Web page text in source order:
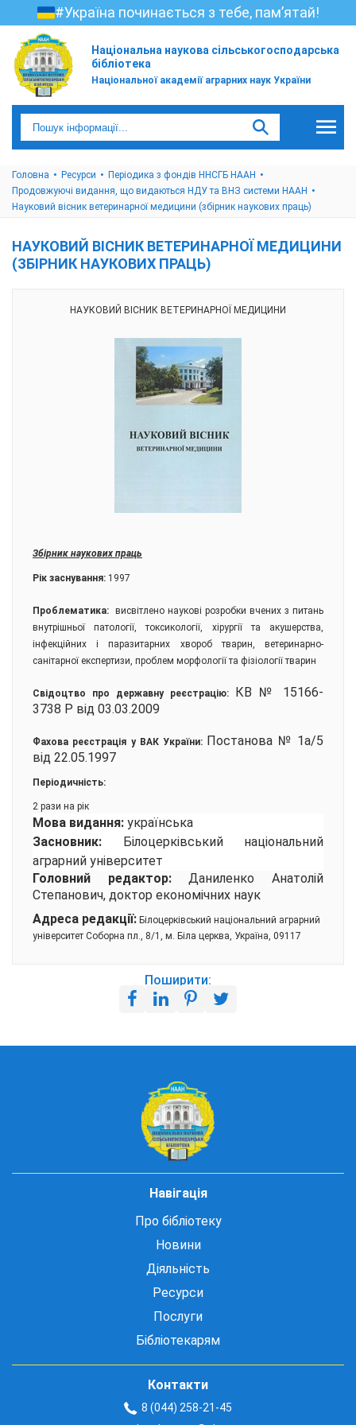
#Україна починається з тебе, пам’ятай!
Національна наукова сільськогосподарська
бібліотека
Національної академії аграрних наук України
Головна Ресурси
Періодика з фондів ННСГБ НААН
Продовжуючі видання, що видаються НДУ та ВНЗ системи НААН
Науковий вісник ветеринарної медицини (збірник наукових праць)
НАУКОВИЙ ВІСНИК ВЕТЕРИНАРНОЇ МЕДИЦИНИ
(ЗБІРНИК НАУКОВИХ ПРАЦЬ)
НАУКОВИЙ ВІСНИК ВЕТЕРИНАРНОЇ МЕДИЦИНИ
Збірник наукових праць
Рік заснування: 1997
Проблематика: висвітлено наукові розробки вчених з питань
внутрішньої патології, токсикології, хірургії та акушерства,
інфекційних і паразитарних хвороб тварин, ветеринарно-
санітарної експертизи, проблем морфології та фізіології тварин
Свідоцтво про державну реєстрацію:
КВ № 15166-
3738 Р від 03.03.2009
Фахова реєстрація у ВАК України: Постанова № 1а/5
від 22.05.1997
Періодичність:
2 рази на рік
Мова видання: українська
Засновник: Білоцерківський національний
аграрний університет
Головний редактор:Даниленко Анатолій
Степанович, доктор економічних наук
Адреса редакції: Білоцерківський національний аграрний
університет Соборна пл., 8/1, м. Біла церква, Україна, 09117
Поширити:
Навігація
Про бібліотеку
Новини
Діяльність
Ресурси
Послуги
Бібліотекарям
Контакти
8 (044) 258-21-45